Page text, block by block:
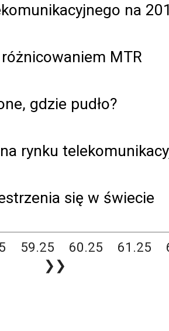
na
MTR
gdzie pudło?
rynku
się w świecie
59.25 60.25 61.25
❯❯